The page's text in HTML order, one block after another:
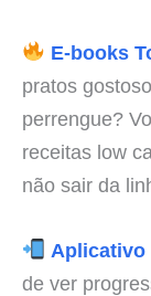
E-books
pratos
perrengue?
receitas low
não sair da
Aplicativo
de ver